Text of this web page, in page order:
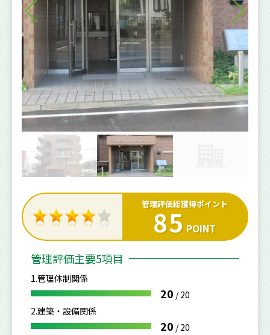
管理評価総獲得ポイント
85 POINT
管理評価主要5項目
1.管理体制関係
20 /20
2.建築・設備関係
20 /20